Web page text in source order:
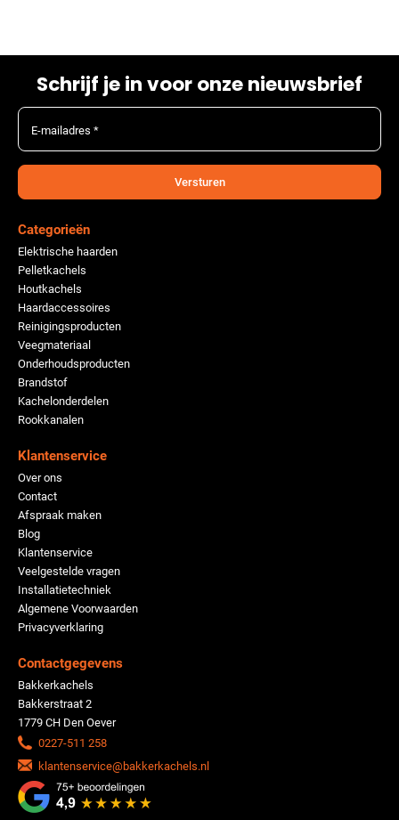
Schrijf je in voor onze nieuwsbrief
E-mailadres *
Versturen
Categorieën
Elektrische haarden
Pelletkachels
Houtkachels
Haardaccessoires
Reinigingsproducten
Veegmateriaal
Onderhoudsproducten
Brandstof
Kachelonderdelen
Rookkanalen
Klantenservice
Over ons
Contact
Afspraak maken
Blog
Klantenservice
Veelgestelde vragen
Installatietechniek
Algemene Voorwaarden
Privacyverklaring
Contactgegevens
Bakkerkachels
Bakkerstraat 2
1779 CH Den Oever
0227-511 258
klantenservice@bakkerkachels.nl